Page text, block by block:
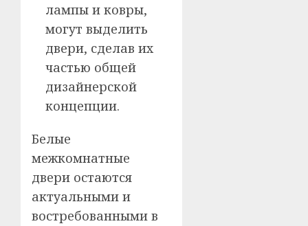
лампы и ковры,
могут выделить
двери, сделав их
частью общей
дизайнерской
концепции.
Белые
межкомнатные
двери остаются
актуальными и
востребованными в